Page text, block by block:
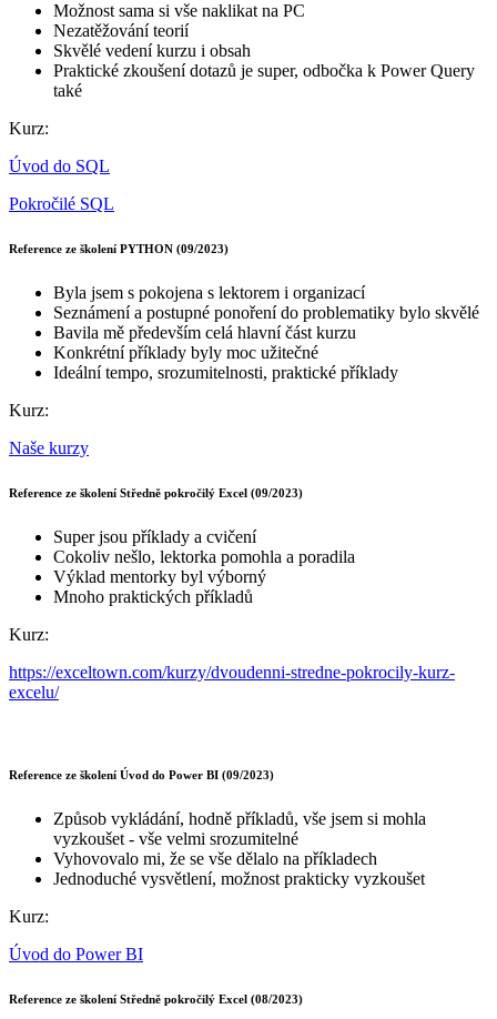
Možnost sama si vše naklikat na PC
Nezatěžování teorií
Skvělé vedení kurzu i obsah
Praktické zkoušení dotazů je super, odbočka k Power Query
také
Kurz:
Úvod do SQL
Pokročilé SQL
Reference ze školení PYTHON (09/2023)
Byla jsem s pokojena s lektorem i organizací
Seznámení a postupné ponoření do problematiky bylo skvělé
Bavila mě především celá hlavní část kurzu
Konkrétní příklady byly moc užitečné
Ideální tempo, srozumitelnosti, praktické příklady
Kurz:
Naše kurzy
Reference ze školení Středně pokročilý Excel (09/2023)
Super jsou příklady a cvičení
Cokoliv nešlo, lektorka pomohla a poradila
Výklad mentorky byl výborný
Mnoho praktických příkladů
Kurz:
https://exceltown.com/kurzy/dvoudenni-stredne-pokrocily-kurz-
excelu/
Reference ze školení Úvod do Power BI (09/2023)
Způsob vykládání, hodně příkladů, vše jsem si mohla
vyzkoušet - vše velmi srozumitelné
Vyhovovalo mi, že se vše dělalo na příkladech
Jednoduché vysvětlení, možnost prakticky vyzkoušet
Kurz:
Úvod do Power BI
Reference ze školení Středně pokročilý Excel (08/2023)